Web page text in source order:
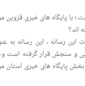
با پایگاه های خبری قزوین
اند؟
رسانه ، این رسانه به
و سنجش قرار گرفته است
پایگاه های خبری استان